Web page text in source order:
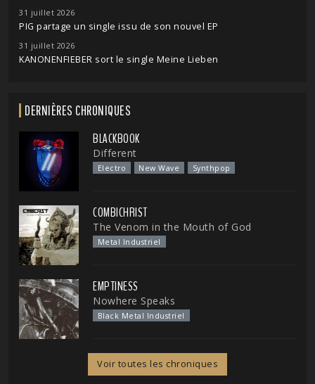
31 juillet 2026
PIG partage un single issu de son nouvel EP
31 juillet 2026
KANONENFIEBER sort le single Meine Lieben
DERNIÈRES CHRONIQUES
BLACKBOOK
Different
Electro New Wave Synthpop
COMBICHRIST
The Venom in the Mouth of God
Metal Industriel
EMPTINESS
Nowhere Speaks
Black Metal Industriel
Voir toutes les chroniques